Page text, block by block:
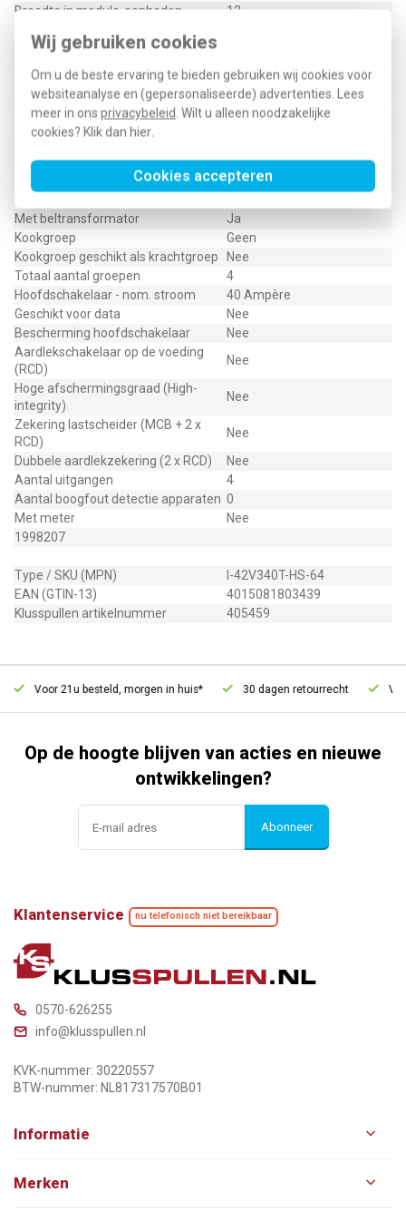
Wij gebruiken cookies
Om u de beste ervaring te bieden gebruiken wij cookies voor
websiteanalyse en (gepersonaliseerde) advertenties. Lees
meer in ons privacybeleid . Wilt u alleen noodzakelijke
cookies? Klik dan hier
Cookies accepteren
Breedte in module-eenheden
12
Beschermingsgraad (IP)
Aantal aardlekautomaten
Aantal aardlekschakelaars 300 mA
0
Aantal aardlekschakelaars 30 mA
Aantal directe groepen
aardlekschakelaar
4
Met beltransformator
Ja
Kookgroep
Geen
Kookgroep geschikt als krachtgroep
Nee
Totaal aantal groepen
4
Hoofdschakelaar - nom. stroom
40 Ampère
Geschikt voor data
Nee
Bescherming hoofdschakelaar
Nee
Aardlekschakelaar op de voeding
(RCD)
Nee
Hoge afschermingsgraad (High-
integrity)
Nee
Zekering lastscheider (MCB + 2 x
RCD)
Nee
Dubbele aardlekzekering (2 x RCD)
Nee
Aantal uitgangen
4
Aantal boogfout detectie apparaten 0
Met meter
Nee
1998207
Type / SKU (MPN)
I-42V340T-HS-64
EAN (GTIN-13)
4015081803439
Klusspullen artikelnummer
405459
Voor 21u besteld, morgen in huis* 30 dagen retourrecht
Op de hoogte blijven van acties en nieuwe
ontwikkelingen?
Abonneer
Klantenservice nu telefonisch niet bereikbaar
0570-626255
info@klusspullen.nl
KVK-nummer: 30220557
BTW-nummer: NL817317570B01
Informatie
Merken